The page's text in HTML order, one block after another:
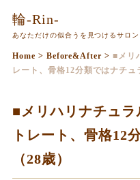
輪-Rin-
あなただけの似合うを見つけるサロン
Home > Before&After >■メリ
レート、骨格12分類ではナチュ
■メリハリナチュ
トレート、骨格12
（28歳）